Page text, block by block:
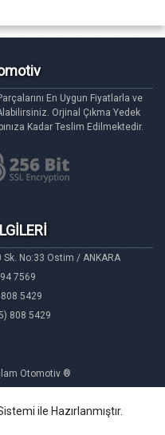
En Uygun Fiyatlarla ve
Orjinal Çıkma Yedek
Kadar Teslim Edilmektedir.
No:33 Ostim / ANKARA
7569
5429
808 5429
Otomotiv ®
ile Hazırlanmıştır.